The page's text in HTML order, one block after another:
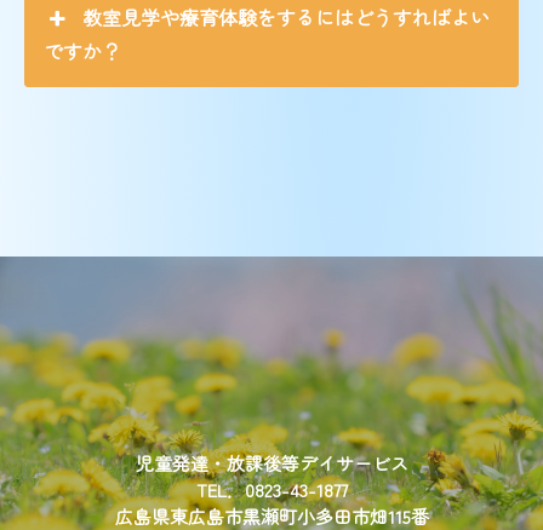
教室見学や療育体験をするにはどうすればよい
ですか？
児童発達・放課後等デイサービス
TEL．0823-43-1877
広島県東広島市黒瀬町小多田市畑115番